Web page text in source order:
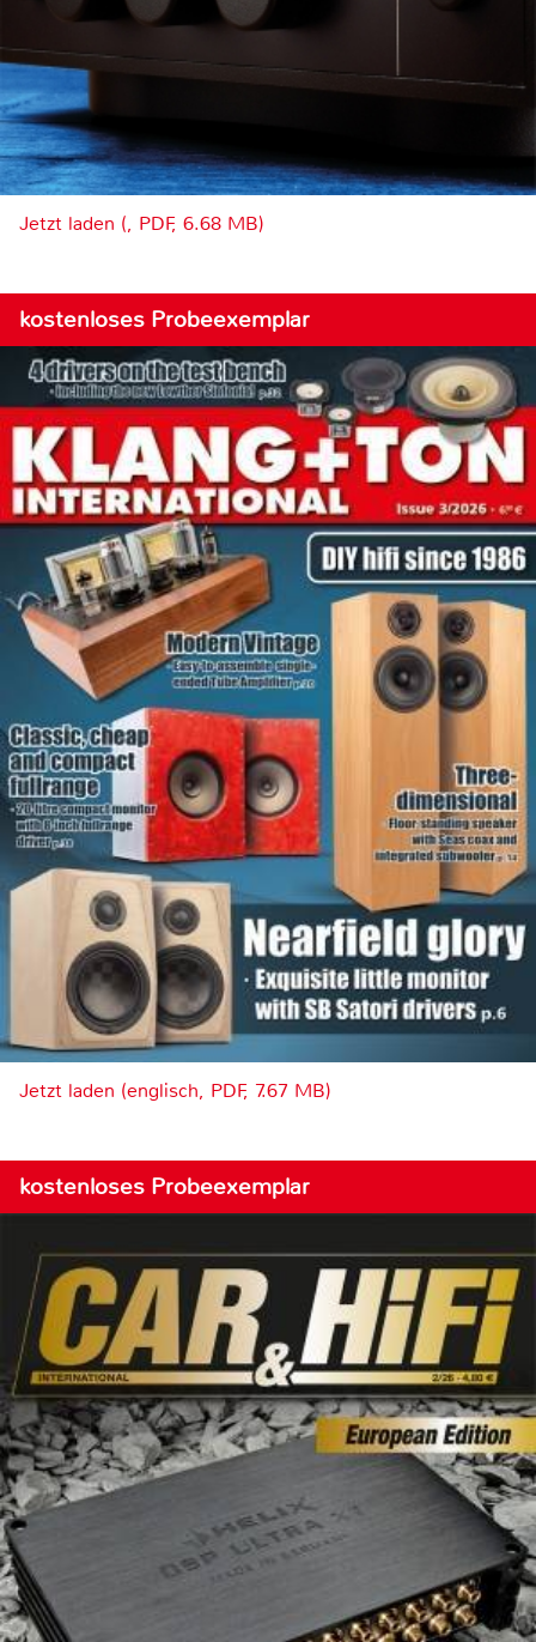
Jetzt laden (, PDF, 6.68 MB)
kostenloses Probeexemplar
Jetzt laden (englisch, PDF, 7.67 MB)
kostenloses Probeexemplar